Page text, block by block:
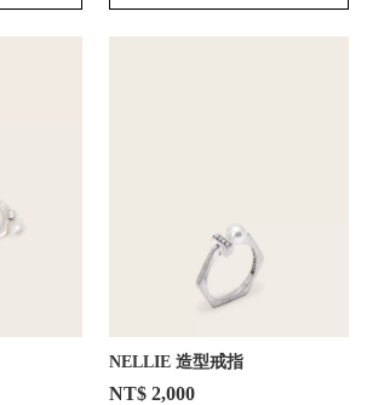
NELLIE 造型戒指
NT$ 2,000